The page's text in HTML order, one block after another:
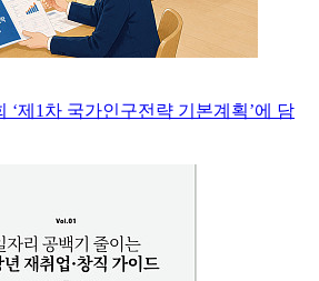
‘제1차 국가인구전략 기본계획’에 담